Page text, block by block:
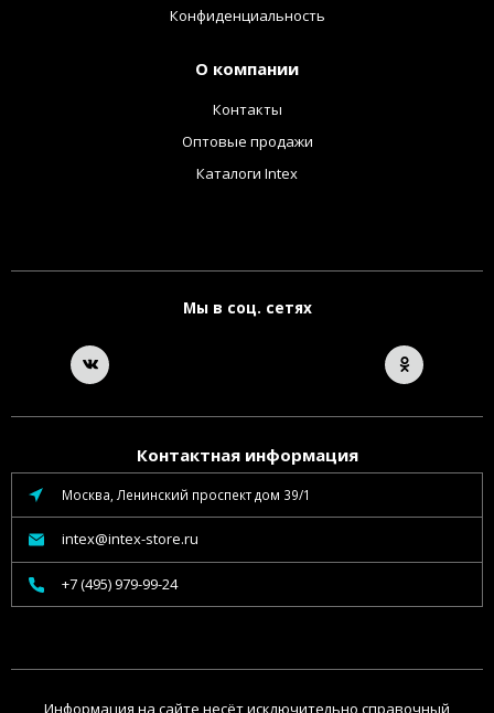
Конфиденциальность
О компании
Контакты
Оптовые продажи
Каталоги Intex
Мы в соц. сетях
Контактная информация
Москва, Ленинский проспект дом 39/1
intex@intex-store.ru
+7 (495) 979-99-24
Информация на сайте несёт исключительно справочный